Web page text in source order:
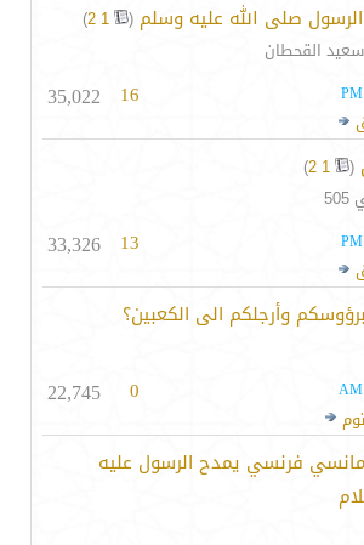
صلى الله عليه وسلم (
1
2
)
القحطان
16
35,022
(
1
2
)
13
33,326
وأرجلكم الى الكعبين؟
0
22,745
فرنسي يمدح الرسول عليه